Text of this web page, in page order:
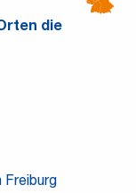
die
Freiburg